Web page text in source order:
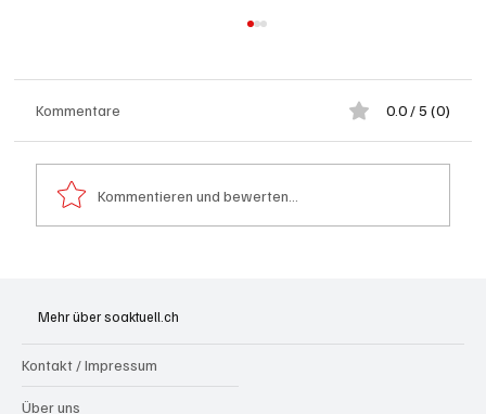
Kommentare 0.0 / 5 (0)
Kommentieren und bewerten...
Mehr über soaktuell.ch
Kontakt / Impressum
Über uns